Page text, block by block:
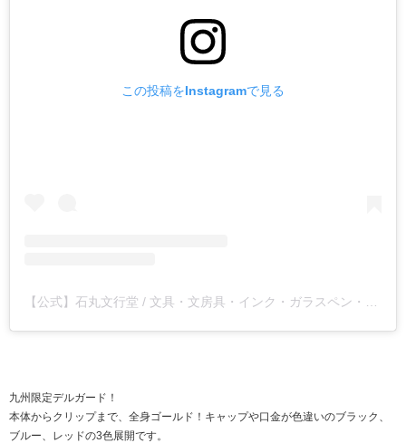
この投稿をInstagramで見る
九州限定デルガード！
本体からクリップまで、全身ゴールド！キャップや口金が色違いのブラック、
ブルー、レッドの3色展開です。